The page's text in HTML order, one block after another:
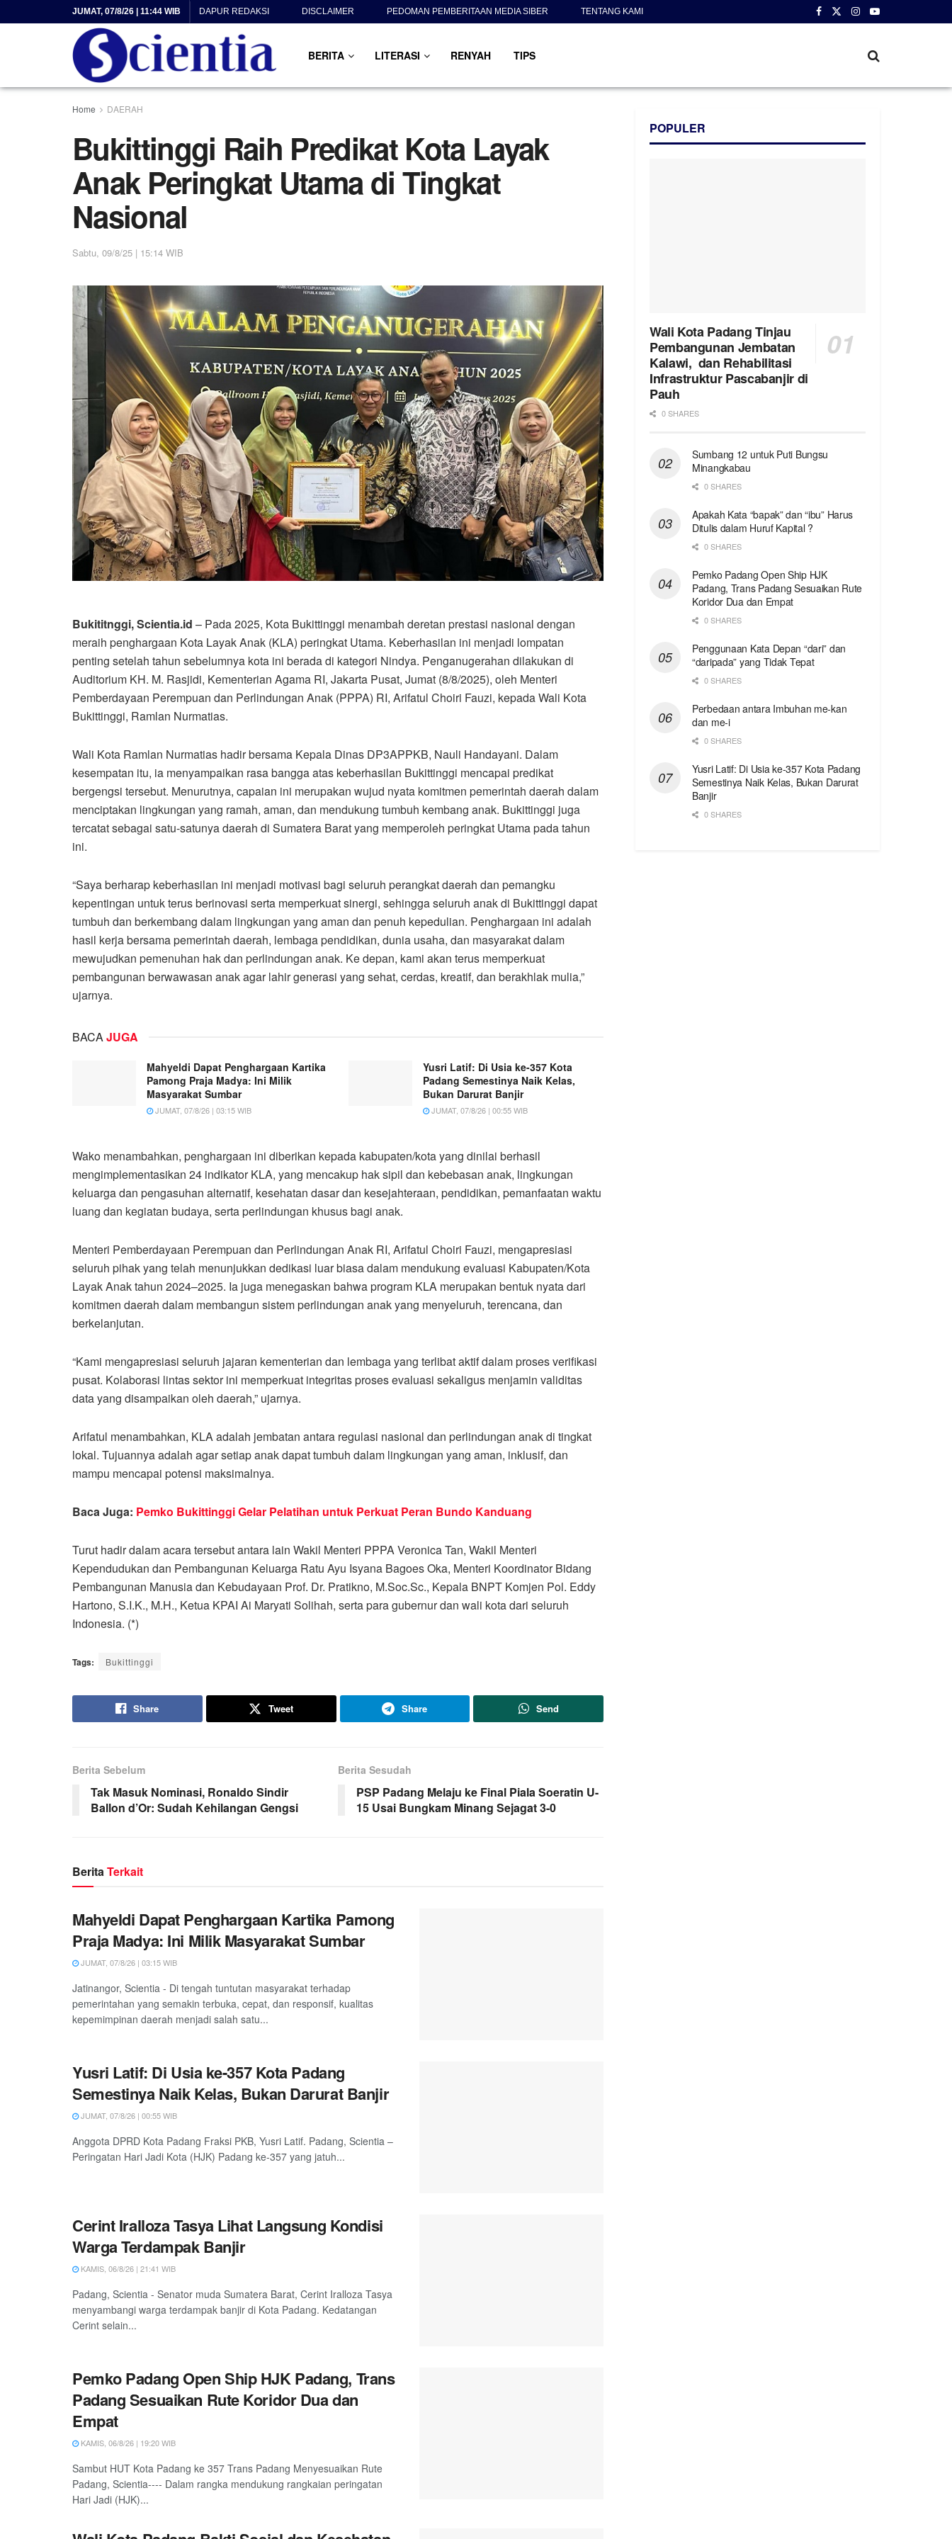
JUMAT, 07/8/26 | 11:44 WIB DAPUR REDAKSI DISCLAIMER PEDOMAN PEMBERITAAN MEDIA SIBER TENTANG KAMI
BERITA LITERASI RENYAH TIPS
Home DAERAH
Bukittinggi Raih Predikat Kota Layak
Anak Peringkat Utama di Tingkat
Nasional
Sabtu, 09/8/25 | 15:14 WIB
Bukititnggi, Scientia.id – Pada 2025, Kota Bukittinggi menambah deretan prestasi nasional dengan
meraih penghargaan Kota Layak Anak (KLA) peringkat Utama. Keberhasilan ini menjadi lompatan
penting setelah tahun sebelumnya kota ini berada di kategori Nindya. Penganugerahan dilakukan di
Auditorium KH. M. Rasjidi, Kementerian Agama RI, Jakarta Pusat, Jumat (8/8/2025), oleh Menteri
Pemberdayaan Perempuan dan Perlindungan Anak (PPPA) RI, Arifatul Choiri Fauzi, kepada Wali Kota
Bukittinggi, Ramlan Nurmatias.
Wali Kota Ramlan Nurmatias hadir bersama Kepala Dinas DP3APPKB, Nauli Handayani. Dalam
kesempatan itu, ia menyampaikan rasa bangga atas keberhasilan Bukittinggi mencapai predikat
bergengsi tersebut. Menurutnya, capaian ini merupakan wujud nyata komitmen pemerintah daerah dalam
menciptakan lingkungan yang ramah, aman, dan mendukung tumbuh kembang anak. Bukittinggi juga
tercatat sebagai satu-satunya daerah di Sumatera Barat yang memperoleh peringkat Utama pada tahun
ini.
“Saya berharap keberhasilan ini menjadi motivasi bagi seluruh perangkat daerah dan pemangku
kepentingan untuk terus berinovasi serta memperkuat sinergi, sehingga seluruh anak di Bukittinggi dapat
tumbuh dan berkembang dalam lingkungan yang aman dan penuh kepedulian. Penghargaan ini adalah
hasil kerja bersama pemerintah daerah, lembaga pendidikan, dunia usaha, dan masyarakat dalam
mewujudkan pemenuhan hak dan perlindungan anak. Ke depan, kami akan terus memperkuat
pembangunan berwawasan anak agar lahir generasi yang sehat, cerdas, kreatif, dan berakhlak mulia,”
ujarnya.
BACAJUGA
Mahyeldi Dapat Penghargaan Kartika
Pamong Praja Madya: Ini Milik
Masyarakat Sumbar
JUMAT, 07/8/26 | 03:15 WIB
Yusri Latif: Di Usia ke-357 Kota
Padang Semestinya Naik Kelas,
Bukan Darurat Banjir
JUMAT, 07/8/26 | 00:55 WIB
Wako menambahkan, penghargaan ini diberikan kepada kabupaten/kota yang dinilai berhasil
mengimplementasikan 24 indikator KLA, yang mencakup hak sipil dan kebebasan anak, lingkungan
keluarga dan pengasuhan alternatif, kesehatan dasar dan kesejahteraan, pendidikan, pemanfaatan waktu
luang dan kegiatan budaya, serta perlindungan khusus bagi anak.
Menteri Pemberdayaan Perempuan dan Perlindungan Anak RI, Arifatul Choiri Fauzi, mengapresiasi
seluruh pihak yang telah menunjukkan dedikasi luar biasa dalam mendukung evaluasi Kabupaten/Kota
Layak Anak tahun 2024–2025. Ia juga menegaskan bahwa program KLA merupakan bentuk nyata dari
komitmen daerah dalam membangun sistem perlindungan anak yang menyeluruh, terencana, dan
berkelanjutan.
“Kami mengapresiasi seluruh jajaran kementerian dan lembaga yang terlibat aktif dalam proses verifikasi
pusat. Kolaborasi lintas sektor ini memperkuat integritas proses evaluasi sekaligus menjamin validitas
data yang disampaikan oleh daerah,” ujarnya.
Arifatul menambahkan, KLA adalah jembatan antara regulasi nasional dan perlindungan anak di tingkat
lokal. Tujuannya adalah agar setiap anak dapat tumbuh dalam lingkungan yang aman, inklusif, dan
mampu mencapai potensi maksimalnya.
Baca Juga: Pemko Bukittinggi Gelar Pelatihan untuk Perkuat Peran Bundo Kanduang
Turut hadir dalam acara tersebut antara lain Wakil Menteri PPPA Veronica Tan, Wakil Menteri
Kependudukan dan Pembangunan Keluarga Ratu Ayu Isyana Bagoes Oka, Menteri Koordinator Bidang
Pembangunan Manusia dan Kebudayaan Prof. Dr. Pratikno, M.Soc.Sc., Kepala BNPT Komjen Pol. Eddy
Hartono, S.I.K., M.H., Ketua KPAI Ai Maryati Solihah, serta para gubernur dan wali kota dari seluruh
Indonesia. (*)
Tags: Bukittinggi
Share Tweet Share Send
Berita Sebelum
Tak Masuk Nominasi, Ronaldo Sindir
Ballon d’Or: Sudah Kehilangan Gengsi
Berita Sesudah
PSP Padang Melaju ke Final Piala Soeratin U-
15 Usai Bungkam Minang Sejagat 3-0
BeritaTerkait
Mahyeldi Dapat Penghargaan Kartika Pamong
Praja Madya: Ini Milik Masyarakat Sumbar
JUMAT, 07/8/26 | 03:15 WIB
Jatinangor, Scientia - Di tengah tuntutan masyarakat terhadap
pemerintahan yang semakin terbuka, cepat, dan responsif, kualitas
kepemimpinan daerah menjadi salah satu...
Yusri Latif: Di Usia ke-357 Kota Padang
Semestinya Naik Kelas, Bukan Darurat Banjir
JUMAT, 07/8/26 | 00:55 WIB
Anggota DPRD Kota Padang Fraksi PKB, Yusri Latif. Padang, Scientia –
Peringatan Hari Jadi Kota (HJK) Padang ke-357 yang jatuh...
Cerint Iralloza Tasya Lihat Langsung Kondisi
Warga Terdampak Banjir
KAMIS, 06/8/26 | 21:41 WIB
Padang, Scientia - Senator muda Sumatera Barat, Cerint Iralloza Tasya
menyambangi warga terdampak banjir di Kota Padang. Kedatangan
Cerint selain...
Pemko Padang Open Ship HJK Padang, Trans
Padang Sesuaikan Rute Koridor Dua dan
Empat
KAMIS, 06/8/26 | 19:20 WIB
Sambut HUT Kota Padang ke 357 Trans Padang Menyesuaikan Rute
Padang, Scientia---- Dalam rangka mendukung rangkaian peringatan
Hari Jadi (HJK)...
POPULER
Wali Kota Padang Tinjau
Pembangunan Jembatan
Kalawi, dan Rehabilitasi
Infrastruktur Pascabanjir di
Pauh
0 SHARES
Sumbang 12 untuk Puti Bungsu
Minangkabau
0 SHARES
Apakah Kata “bapak” dan “ibu” Harus
Ditulis dalam Huruf Kapital ?
0 SHARES
Pemko Padang Open Ship HJK
Padang, Trans Padang Sesuaikan Rute
Koridor Dua dan Empat
0 SHARES
Penggunaan Kata Depan “dari” dan
“daripada” yang Tidak Tepat
0 SHARES
Perbedaan antara Imbuhan me-kan
dan me-i
0 SHARES
Yusri Latif: Di Usia ke-357 Kota Padang
Semestinya Naik Kelas, Bukan Darurat
Banjir
0 SHARES